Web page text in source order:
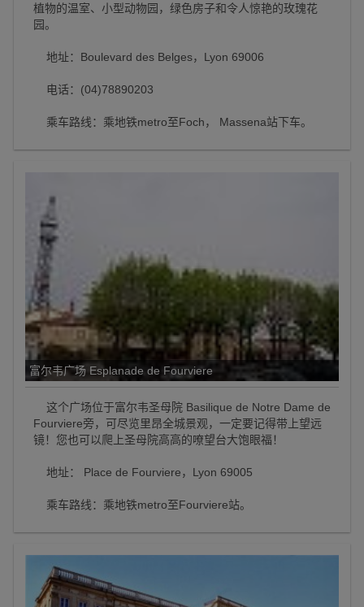
植物的温室、小型动物园，绿色房子和令人惊艳的玫瑰花
园。
地址：Boulevard des Belges，Lyon 69006
电话：(04)78890203
乘车路线：乘地铁metro至Foch， Massena站下车。
富尔韦广场 Esplanade de Fourviere
这个广场位于富尔韦圣母院 Basilique de Notre Dame de
Fourviere旁，可尽览里昂全城景观，一定要记得带上望远
镜！您也可以爬上圣母院高高的嘹望台大饱眼福！
地址： Place de Fourviere，Lyon 69005
乘车路线：乘地铁metro至Fourviere站。